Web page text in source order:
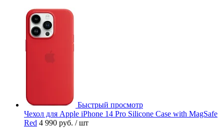
Быстрый просмотр
Чехол для Apple iPhone 14 Pro Silicone Case with MagSafe
Red 4 990 руб. / шт